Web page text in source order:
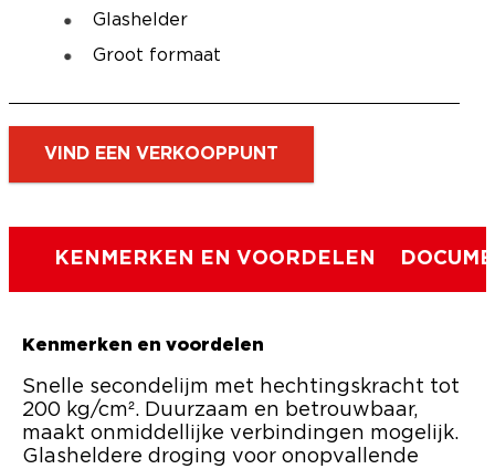
Glashelder
Groot formaat
VIND EEN VERKOOPPUNT
KENMERKEN EN VOORDELEN
Kenmerken en voordelen
Snelle secondelijm met hechtingskracht tot
200 kg/cm². Duurzaam en betrouwbaar,
maakt onmiddellijke verbindingen mogelijk.
Glasheldere droging voor onopvallende